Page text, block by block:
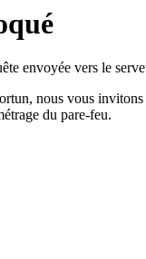
envoyée vers le
nous vous
du pare-feu.